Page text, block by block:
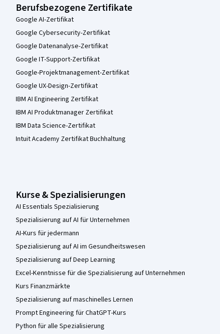
Berufsbezogene Zertifikate
Google AI-Zertifikat
Google Cybersecurity-Zertifikat
Google Datenanalyse-Zertifikat
Google IT-Support-Zertifikat
Google-Projektmanagement-Zertifikat
Google UX-Design-Zertifikat
IBM AI Engineering Zertifikat
IBM AI Produktmanager Zertifikat
IBM Data Science-Zertifikat
Intuit Academy Zertifikat Buchhaltung
Kurse & Spezialisierungen
AI Essentials Spezialisierung
Spezialisierung auf AI für Unternehmen
AI-Kurs für jedermann
Spezialisierung auf AI im Gesundheitswesen
Spezialisierung auf Deep Learning
Excel-Kenntnisse für die Spezialisierung auf Unternehmen
Kurs Finanzmärkte
Spezialisierung auf maschinelles Lernen
Prompt Engineering für ChatGPT-Kurs
Python für alle Spezialisierung